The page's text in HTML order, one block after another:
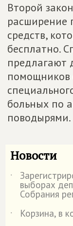
Второй
расширение
средств,
бесплатно.
предлагают
помощников
больных по
поводырями.
Новости
˙
выборах
Собрания
˙
Корзина, в